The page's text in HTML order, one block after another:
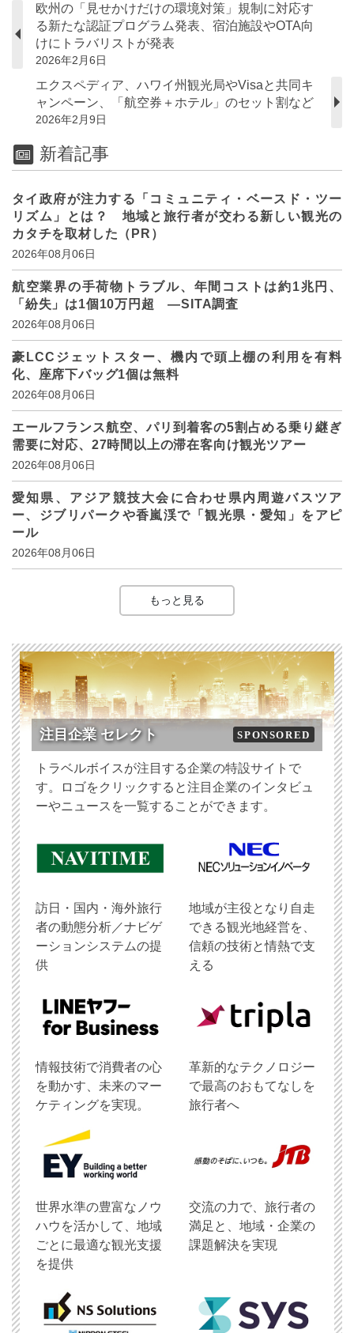
欧州の「見せかけだけの環境対策」規制に対応す
る新たな認証プログラム発表、宿泊施設やOTA向
けにトラバリストが発表
2026年2月6日
エクスペディア、ハワイ州観光局やVisaと共同キ
ャンペーン、「航空券＋ホテル」のセット割など
2026年2月9日
新着記事
タイ政府が注力する「コミュニティ・ベースド・ツー
リズム」とは？ 地域と旅行者が交わる新しい観光の
カタチを取材した（PR）
2026年08月06日
航空業界の手荷物トラブル、年間コストは約1兆円、
「紛失」は1個10万円超 ―SITA調査
2026年08月06日
豪LCCジェットスター、機内で頭上棚の利用を有料
化、座席下バッグ1個は無料
2026年08月06日
エールフランス航空、パリ到着客の5割占める乗り継ぎ
需要に対応、27時間以上の滞在客向け観光ツアー
2026年08月06日
愛知県、アジア競技大会に合わせ県内周遊バスツア
ー、ジブリパークや香嵐渓で「観光県・愛知」をアピ
ール
2026年08月06日
もっと見る
注目企業 セレクト SPONSORED
トラベルボイスが注目する企業の特設サイトで
す。ロゴをクリックすると注目企業のインタビュ
ーやニュースを一覧することができます。
訪日・国内・海外旅行
者の動態分析／ナビゲ
ーションシステムの提
供
地域が主役となり自走
できる観光地経営を、
信頼の技術と情熱で支
える
情報技術で消費者の心
を動かす、未来のマー
ケティングを実現。
革新的なテクノロジー
で最高のおもてなしを
旅行者へ
世界水準の豊富なノウ
ハウを活かして、地域
ごとに最適な観光支援
を提供
交流の力で、旅行者の
満足と、地域・企業の
課題解決を実現